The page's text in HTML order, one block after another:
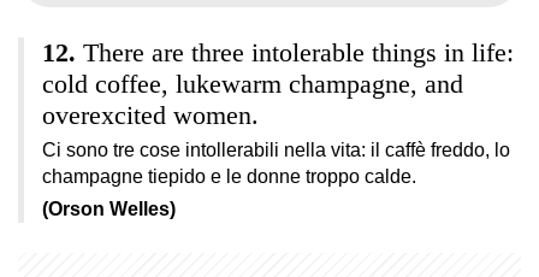
There are three intolerable things in life:
cold coffee, lukewarm champagne, and
overexcited women.
Ci sono tre cose intollerabili nella vita: il caffè freddo, lo
champagne tiepido e le donne troppo calde.
(Orson Welles)